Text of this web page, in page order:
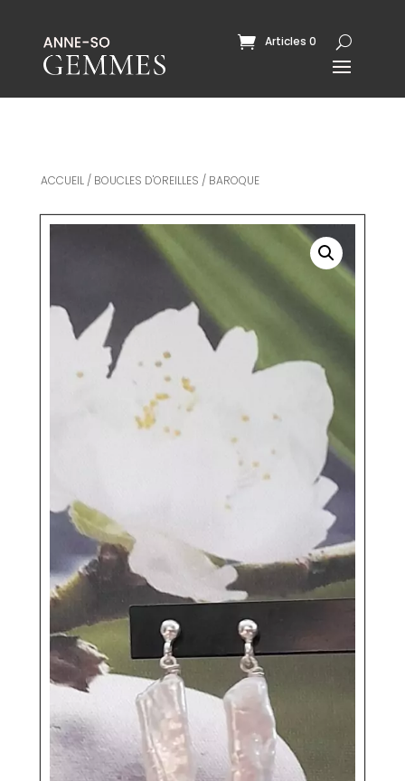
Articles 0
ACCUEIL/ BOUCLES D'OREILLES / BAROQUE